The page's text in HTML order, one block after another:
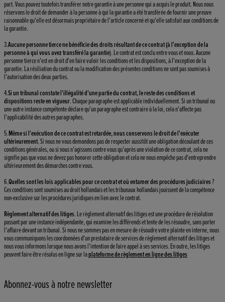
part. Vous pouvez toutefois transférer notre garantie à une personne qui a acquis le produit. Nous nous
réservons le droit de demander à la personne à qui la garantie a été transférée de fournir une preuve
raisonnable qu'elle est désormais propriétaire de l'article concerné et qu'elle satisfait aux conditions de
la garantie.
3.Aucune personne tierce ne bénéficie des droits résultant de ce contrat (à l'exception de la
personne à qui vous avez transféré la garantie). Le contrat est conclu entre vous et nous. Aucune
personne tierce n'est en droit d'en faire valoir les conditions et les dispositions, à l'exception de la
garantie. La résiliation du contrat ou la modification des présentes conditions ne sont pas soumises à
l'autorisation des deux parties.
4.Si un tribunal constate l'illégalité d'une partie du contrat, le reste des conditions et
dispositions reste en vigueur. Chaque paragraphe est applicable individuellement. Si un tribunal ou
une autre instance compétente déclare qu'un paragraphe est contraire à la loi, cela n'affecte pas
l'applicabilité des autres paragraphes.
5.Même si l'exécution de ce contrat est retardée, nous conservons le droit de l'exécuter
ultérieurement. Si nous ne vous demandons pas de respecter aussitôt une obligation découlant de ces
conditions générales, ou si nous n’agissons contre vous qu’après une violation de ce contrat, cela ne
signifie pas que vous ne devez pas honorer cette obligation et cela ne nous empêche pas d'entreprendre
ultérieurement des démarches contre vous.
6.Quelles sont les lois applicables pour ce contrat et où entamer des procédures judiciaires?
Ces conditions sont soumises au droit hollandais et les tribunaux hollandais jouissent de la compétence
non-exclusive sur les procédures juridiques en lien avec le contrat.
Règlement alternatif des litiges. Le règlement alternatif des litiges est une procédure de résolution
passant par une instance indépendante, qui examine les différends et tente de les résoudre, sans porter
l'affaire devant un tribunal. Si nous ne sommes pas en mesure de résoudre votre plainte en interne, nous
vous communiquons les coordonnées d'un prestataire de services de règlement alternatif des litiges et
nous vous informons lorsque nous avons l'intention de faire appel à ses services. En outre, les litiges
peuvent faire être résolus en ligne sur laplateforme de règlement en ligne des litiges
Abonnez-vous à notre newsletter